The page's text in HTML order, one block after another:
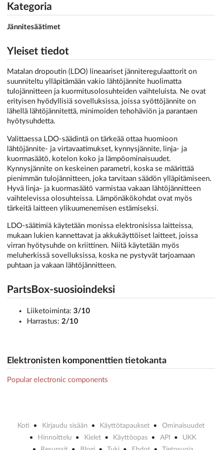
Kategoria
Jännitesäätimet
Yleiset tiedot
Matalan dropoutin (LDO) lineaariset jänniteregulaattorit on
suunniteltu ylläpitämään vakio lähtöjännite huolimatta
tulojännitteen ja kuormitusolosuhteiden vaihteluista. Ne ovat
erityisen hyödyllisiä sovelluksissa, joissa syöttöjännite on
lähellä lähtöjännitettä, minimoiden tehohäviön ja parantaen
hyötysuhdetta.
Valittaessa LDO-säädintä on tärkeää ottaa huomioon
lähtöjännite- ja virtavaatimukset, kynnysjännite, linja- ja
kuormasäätö, kotelon koko ja lämpöominaisuudet.
Kynnysjännite on keskeinen parametri, koska se määrittää
pienimmän tulojännitteen, joka tarvitaan säädön ylläpitämiseen.
Hyvä linja- ja kuormasäätö varmistaa vakaan lähtöjännitteen
vaihtelevissa olosuhteissa. Lämpönäkökohdat ovat myös
tärkeitä laitteen ylikuumenemisen estämiseksi.
LDO-säätimiä käytetään monissa elektronisissa laitteissa,
mukaan lukien kannettavat ja akkukäyttöiset laitteet, joissa
virran hyötysuhde on kriittinen. Niitä käytetään myös
meluherkissä sovelluksissa, koska ne pystyvät tarjoamaan
puhtaan ja vakaan lähtöjännitteen.
PartsBox-suosioindeksi
Liiketoiminta: 3/10
Harrastus: 2/10
Elektronisten komponenttien tietokanta
Popular electronic components
Koti Kirjaudu sisään Käyttötapaukset
Ominaisuudet
Hinnoittelu
Kielet Käyttöopas API
UKK